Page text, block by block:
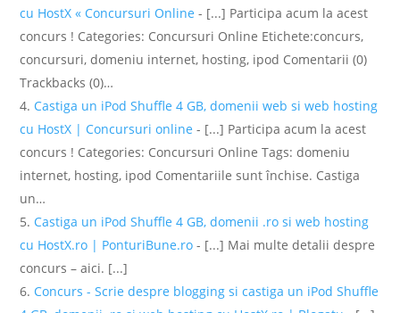
cu HostX « Concursuri Online - [...] Participa acum la acest
concurs ! Categories: Concursuri Online Etichete:concurs,
concursuri, domeniu internet, hosting, ipod Comentarii (0)
Trackbacks (0)…
Castiga un iPod Shuffle 4 GB, domenii web si web hosting
cu HostX | Concursuri online - [...] Participa acum la acest
concurs ! Categories: Concursuri Online Tags: domeniu
internet, hosting, ipod Comentariile sunt închise. Castiga
un…
Castiga un iPod Shuffle 4 GB, domenii .ro si web hosting
cu HostX.ro | PonturiBune.ro - [...] Mai multe detalii despre
concurs – aici. [...]
Concurs - Scrie despre blogging si castiga un iPod Shuffle